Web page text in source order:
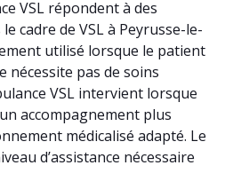
VSL répondent à des
cadre de VSL à Peyrusse-le-
utilisé lorsque le patient
nécessite pas de soins
VSL intervient lorsque
accompagnement plus
médicalisé adapté. Le
d’assistance nécessaire